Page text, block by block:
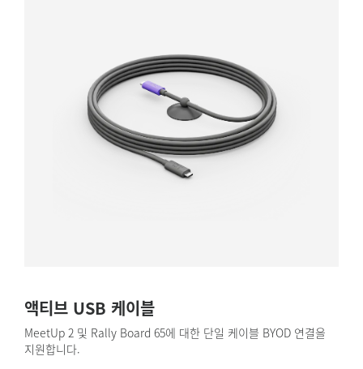
액티브 USB 케이블
MeetUp 2 및 Rally Board 65에 대한 단일 케이블 BYOD 연결을
지원합니다.